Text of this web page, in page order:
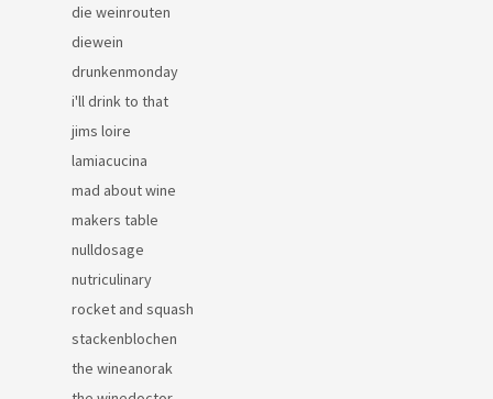
die weinrouten
diewein
drunkenmonday
i'll drink to that
jims loire
lamiacucina
mad about wine
makers table
nulldosage
nutriculinary
rocket and squash
stackenblochen
the wineanorak